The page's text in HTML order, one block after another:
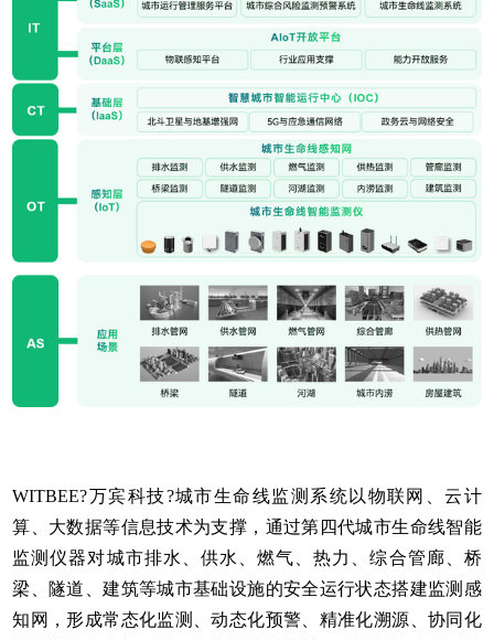
WITBEE?万宾科技?城市生命线监测系统以物联网、云计
算、大数据等信息技术为支撑，通过第四代城市生命线智能
监测仪器对城市排水、供水、燃气、热力、综合管廊、桥
梁、隧道、建筑等城市基础设施的安全运行状态搭建监测感
知网，形成常态化监测、动态化预警、精准化溯源、协同化